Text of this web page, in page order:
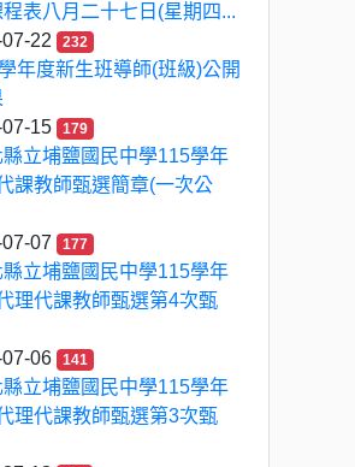
表八月二十七日(星期四...
22
232
年度新生班導師(班級)公開
15
179
立埔鹽國民中學115學年
課教師甄選簡章(一次公
07
177
立埔鹽國民中學115學年
理代課教師甄選第4次甄
06
141
立埔鹽國民中學115學年
理代課教師甄選第3次甄